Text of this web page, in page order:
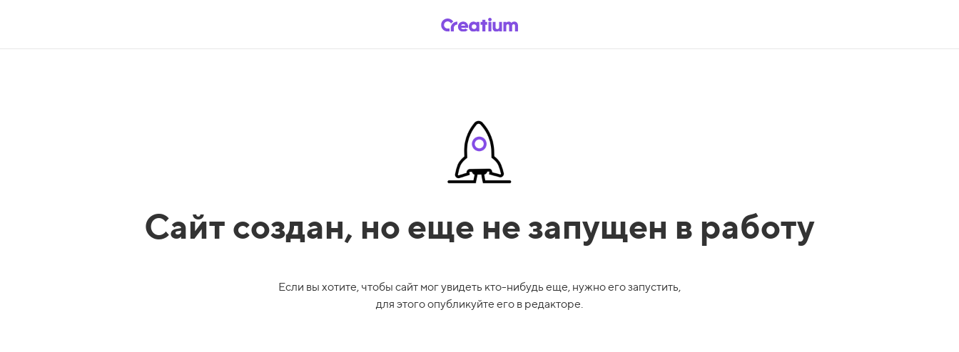
Сайт создан, но еще не запущен в работу
Если вы хотите, чтобы сайт мог увидеть кто-нибудь еще, нужно его запустить,
для этого опубликуйте его в редакторе.